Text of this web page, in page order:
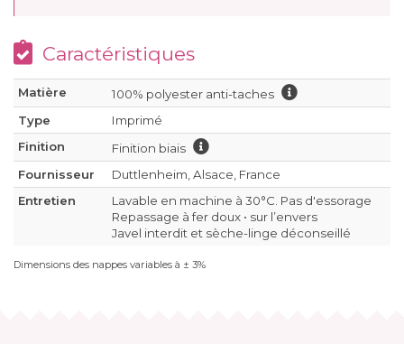
Caractéristiques
Matière
100% polyester anti-taches
Type
Imprimé
Finition
Finition biais
Fournisseur
Duttlenheim, Alsace, France
Entretien
Lavable en machine à 30°C. Pas d'essorage
Repassage à fer doux • sur l’envers
Javel interdit et sèche-linge déconseillé
Dimensions des nappes variables à ± 3%